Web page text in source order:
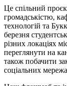
Це спільний
громадськістю,
технологій та
березня
різних локаціях
переглянути на
також побачити
соціальних